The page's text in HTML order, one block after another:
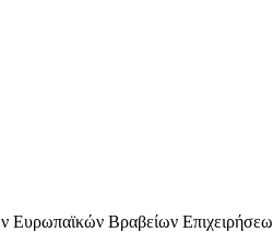
Ευρωπαϊκών Βραβείων